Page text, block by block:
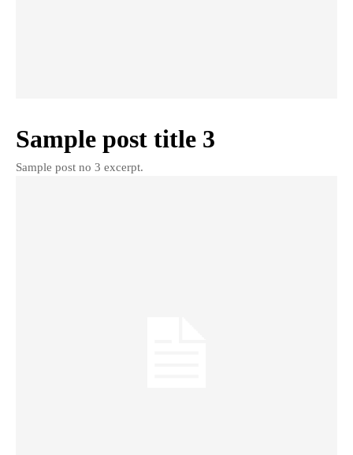
Sample post title 3
Sample post no 3 excerpt.